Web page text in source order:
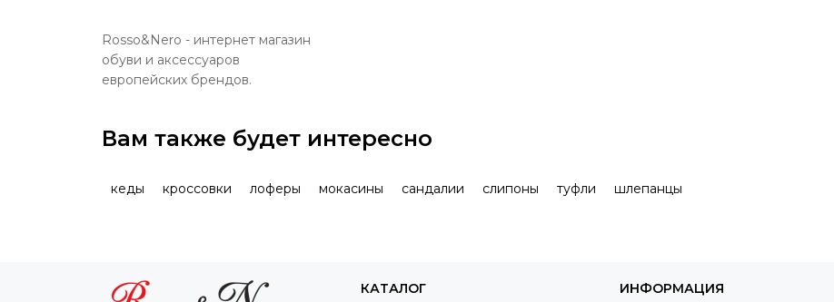
Rosso&Nero - интернет магазин
обуви и аксессуаров
европейских брендов.
Вам также будет интересно
кеды кроссовки лоферы мокасины сандалии слипоны туфли шлепанцы
КАТАЛОГ ИНФОРМАЦИЯ